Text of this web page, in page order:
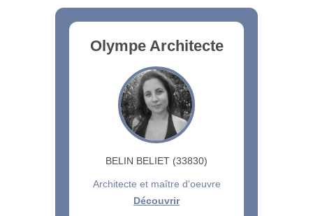
Olympe Architecte
BELIN BELIET (33830)
Architecte et maître d'oeuvre
Découvrir